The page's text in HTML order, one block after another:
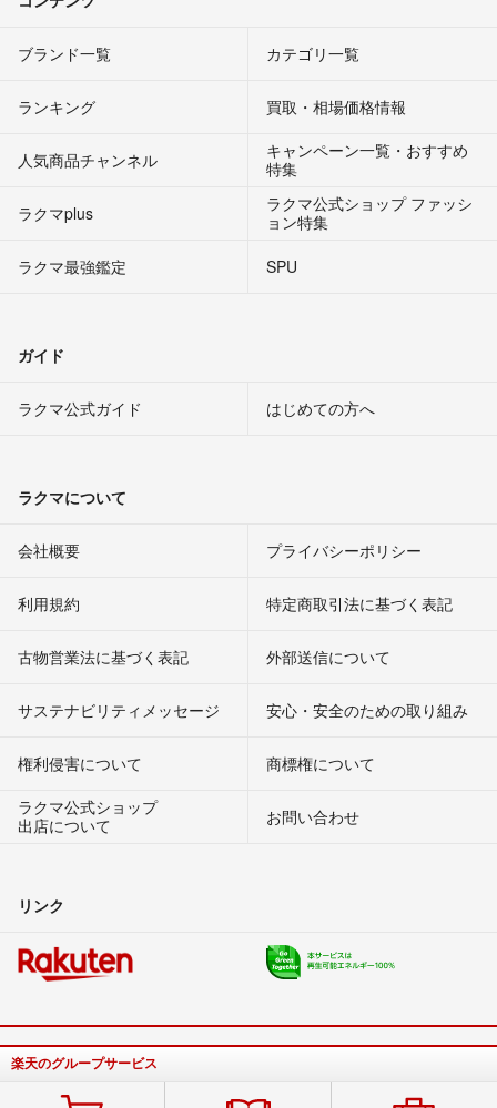
ブランド一覧 カテゴリ一覧
ランキング 買取・相場価格情報
人気商品チャンネル
キャンペーン一覧・おすすめ
特集
ラクマplus
ラクマ公式ショップ ファッシ
ョン特集
ラクマ最強鑑定
SPU
ガイド
ラクマ公式ガイド はじめての方へ
ラクマについて
会社概要 プライバシーポリシー
利用規約 特定商取引法に基づく表記
古物営業法に基づく表記 外部送信について
サステナビリティメッセージ 安心・安全のための取り組み
権利侵害について
商標権について
ラクマ公式ショップ
出店について
お問い合わせ
リンク
楽天のグループサービス